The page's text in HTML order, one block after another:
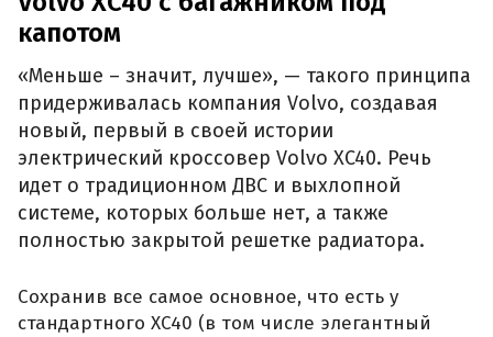
капотом
«Меньше – значит, лучше», — такого принципа
придерживалась компания Volvo, создавая
новый, первый в своей истории
электрический кроссовер Volvo XC40. Речь
идет о традиционном ДВС и выхлопной
системе, которых больше нет, а также
полностью закрытой решетке радиатора.
Сохранив все самое основное, что есть у
стандартного XC40 (в том числе элегантный